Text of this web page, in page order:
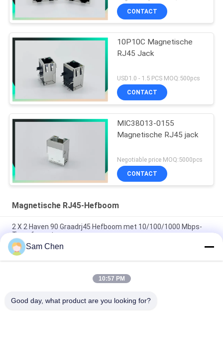
CONTACT
10P10C Magnetische
RJ45 Jack
USD1.0 - 1.5 PCS MOQ:500pcs
CONTACT
MIC38013-0155
Magnetische RJ45 jack
Negotiable price MOQ:5000pcs
CONTACT
Magnetische RJ45-Hefboom
2 X 2 Haven 90 Graadrj45 Hefboom met 10/100/1000 Mbps-
Transformator
PBT Ethernet RJ45 Jack RMA-065BC-20F6-YG 2 X 1 haven
Mbps 10/100/1000
90 graad Magnetische RJ45 Jack, 10/100M de Vrouwelijke
Sam Chen
10:57 PM
Good day, what product are you looking for?